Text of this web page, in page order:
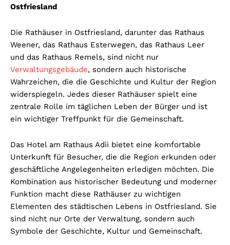
Ostfriesland
Die Rathäuser in Ostfriesland, darunter das Rathaus
Weener, das Rathaus Esterwegen, das Rathaus Leer
und das Rathaus Remels, sind nicht nur
Verwaltungsgebäude, sondern auch historische
Wahrzeichen, die die Geschichte und Kultur der Region
widerspiegeln. Jedes dieser Rathäuser spielt eine
zentrale Rolle im täglichen Leben der Bürger und ist
ein wichtiger Treffpunkt für die Gemeinschaft.
Das Hotel am Rathaus Adii bietet eine komfortable
Unterkunft für Besucher, die die Region erkunden oder
geschäftliche Angelegenheiten erledigen möchten. Die
Kombination aus historischer Bedeutung und moderner
Funktion macht diese Rathäuser zu wichtigen
Elementen des städtischen Lebens in Ostfriesland. Sie
sind nicht nur Orte der Verwaltung, sondern auch
Symbole der Geschichte, Kultur und Gemeinschaft.